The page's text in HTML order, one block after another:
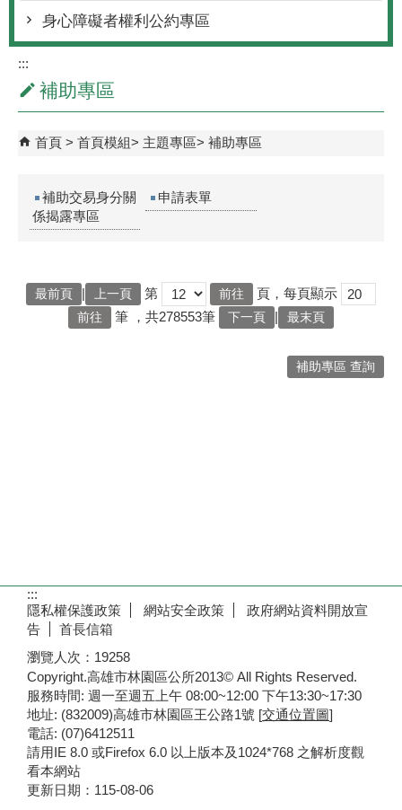
身心障礙者權利公約專區
:::
補助專區
首頁 首頁模組 主題專區 補助專區
補助交易身分關
係揭露專區
申請表單
最前頁 | 上一頁 第
頁，每頁顯示
筆 ，共278553筆 下一頁 | 最末頁
補助專區 查詢
:::
隱私權保護政策
網站安全政策
政府網站資料開放宣
告
首長信箱
瀏覽人次： 19258
Copyright.高雄市林園區公所2013© All Rights Reserved.
服務時間: 週一至週五上午 08:00~12:00 下午13:30~17:30
地址: (832009)高雄市林園區王公路1號 [交通位置圖]
電話: (07)6412511
請用IE 8.0 或Firefox 6.0 以上版本及1024*768 之解析度觀
看本網站
更新日期： 115-08-06